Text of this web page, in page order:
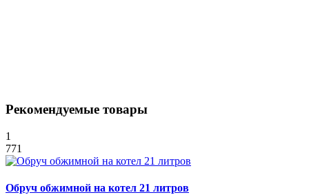
Рекомендуемые товары
1
771
Обруч обжимной на котел 21 литров